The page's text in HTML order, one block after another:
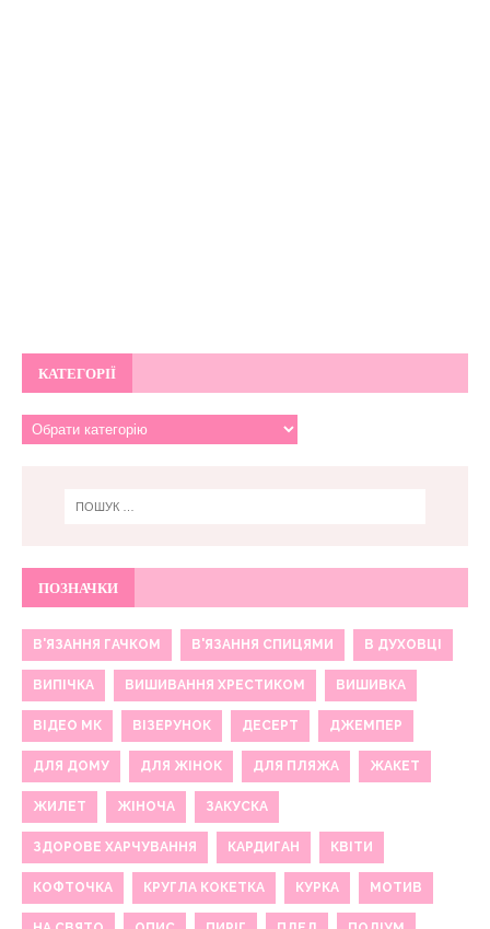
КАТЕГОРІЇ
ПОЗНАЧКИ
В'ЯЗАННЯ ГАЧКОМ В'ЯЗАННЯ СПИЦЯМИ В ДУХОВЦІ
ВИПІЧКА ВИШИВАННЯ ХРЕСТИКОМ ВИШИВКА
ВІДЕО МК ВІЗЕРУНОК ДЕСЕРТ ДЖЕМПЕР
ДЛЯ ДОМУ ДЛЯ ЖІНОК ДЛЯ ПЛЯЖА ЖАКЕТ
ЖИЛЕТ ЖІНОЧА ЗАКУСКА
ЗДОРОВЕ ХАРЧУВАННЯ КАРДИГАН КВІТИ
КОФТОЧКА КРУГЛА КОКЕТКА КУРКА МОТИВ